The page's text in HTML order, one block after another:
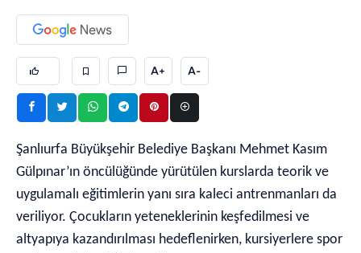
A+ A-
Şanlıurfa Büyükşehir Belediye Başkanı Mehmet Kasım
Gülpınar’ın öncülüğünde yürütülen kurslarda teorik ve
uygulamalı eğitimlerin yanı sıra kaleci antrenmanları da
veriliyor. Çocukların yeteneklerinin keşfedilmesi ve
altyapıya kazandırılması hedeflenirken, kursiyerlere spor